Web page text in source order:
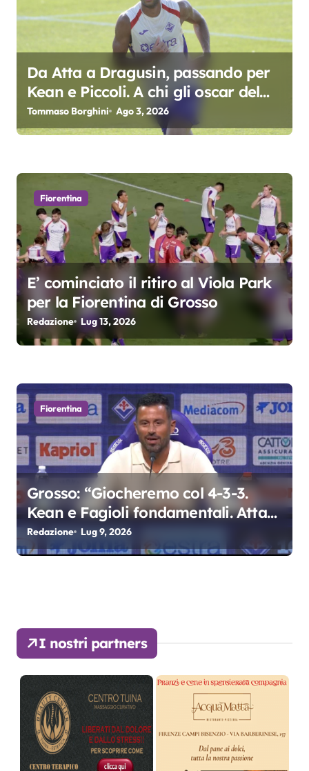
e
a
i
o
l
i
Da Atta a Dragusin, passando per
Kean e Piccoli. A chi gli oscar del
precampionato?
Tommaso Borghini Ago 3, 2026
Fiorentina
E’ cominciato il ritiro al Viola Park
per la Fiorentina di Grosso
Redazione Lug 13, 2026
Fiorentina
Grosso: “Giocheremo col 4-3-3.
Kean e Fagioli fondamentali. Atta
grande colpo”
Redazione Lug 9, 2026
I nostri partners